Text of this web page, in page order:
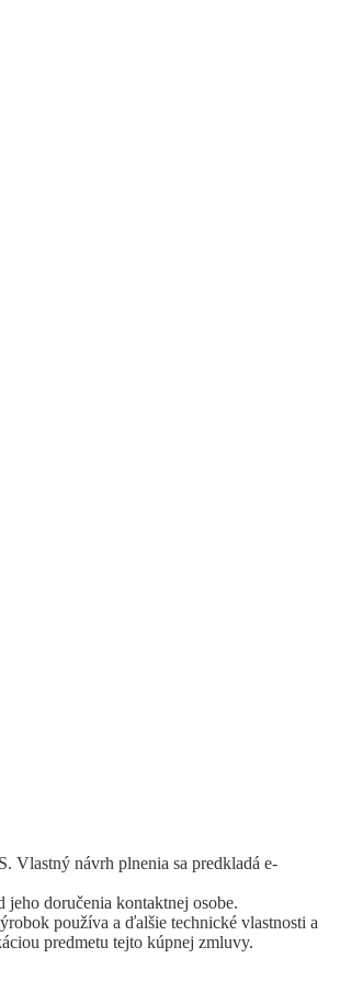
Vlastný návrh plnenia sa predkladá e-
doručenia kontaktnej osobe.
používa a ďalšie technické vlastnosti a
predmetu tejto kúpnej zmluvy.